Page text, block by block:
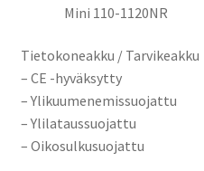
Mini 110-1120NR
Tietokoneakku / Tarvikeakku
– CE -hyväksytty
– Ylikuumenemissuojattu
– Ylilataussuojattu
– Oikosulkusuojattu